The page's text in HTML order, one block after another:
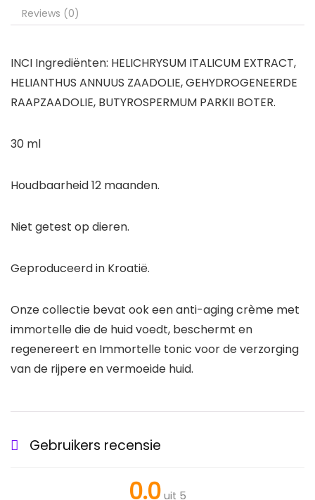
Reviews (0)
INCI Ingrediënten: HELICHRYSUM ITALICUM EXTRACT,
HELIANTHUS ANNUUS ZAADOLIE, GEHYDROGENEERDE
RAAPZAADOLIE, BUTYROSPERMUM PARKII BOTER.
30 ml
Houdbaarheid 12 maanden.
Niet getest op dieren.
Geproduceerd in Kroatië.
Onze collectie bevat ook een anti-aging crème met
immortelle die de huid voedt, beschermt en
regenereert en Immortelle tonic voor de verzorging
van de rijpere en vermoeide huid.
Gebruikers recensie
0.0 uit 5